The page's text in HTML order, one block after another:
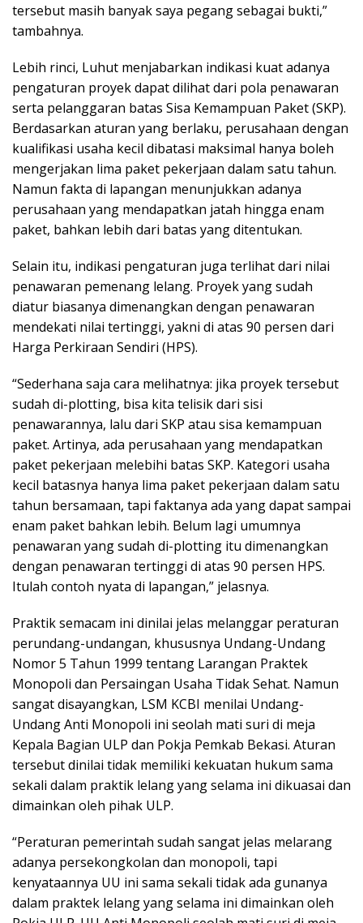
tersebut masih banyak saya pegang sebagai bukti,”
tambahnya.
Lebih rinci, Luhut menjabarkan indikasi kuat adanya
pengaturan proyek dapat dilihat dari pola penawaran
serta pelanggaran batas Sisa Kemampuan Paket (SKP).
Berdasarkan aturan yang berlaku, perusahaan dengan
kualifikasi usaha kecil dibatasi maksimal hanya boleh
mengerjakan lima paket pekerjaan dalam satu tahun.
Namun fakta di lapangan menunjukkan adanya
perusahaan yang mendapatkan jatah hingga enam
paket, bahkan lebih dari batas yang ditentukan.
Selain itu, indikasi pengaturan juga terlihat dari nilai
penawaran pemenang lelang. Proyek yang sudah
diatur biasanya dimenangkan dengan penawaran
mendekati nilai tertinggi, yakni di atas 90 persen dari
Harga Perkiraan Sendiri (HPS).
“Sederhana saja cara melihatnya: jika proyek tersebut
sudah di-plotting, bisa kita telisik dari sisi
penawarannya, lalu dari SKP atau sisa kemampuan
paket. Artinya, ada perusahaan yang mendapatkan
paket pekerjaan melebihi batas SKP. Kategori usaha
kecil batasnya hanya lima paket pekerjaan dalam satu
tahun bersamaan, tapi faktanya ada yang dapat sampai
enam paket bahkan lebih. Belum lagi umumnya
penawaran yang sudah di-plotting itu dimenangkan
dengan penawaran tertinggi di atas 90 persen HPS.
Itulah contoh nyata di lapangan,” jelasnya.
Praktik semacam ini dinilai jelas melanggar peraturan
perundang-undangan, khususnya Undang-Undang
Nomor 5 Tahun 1999 tentang Larangan Praktek
Monopoli dan Persaingan Usaha Tidak Sehat. Namun
sangat disayangkan, LSM KCBI menilai Undang-
Undang Anti Monopoli ini seolah mati suri di meja
Kepala Bagian ULP dan Pokja Pemkab Bekasi. Aturan
tersebut dinilai tidak memiliki kekuatan hukum sama
sekali dalam praktik lelang yang selama ini dikuasai dan
dimainkan oleh pihak ULP.
“Peraturan pemerintah sudah sangat jelas melarang
adanya persekongkolan dan monopoli, tapi
kenyataannya UU ini sama sekali tidak ada gunanya
dalam praktek lelang yang selama ini dimainkan oleh